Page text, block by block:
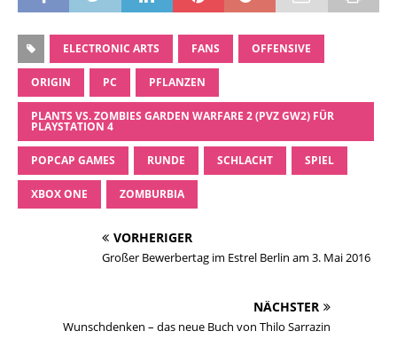
ELECTRONIC ARTS FANS OFFENSIVE
ORIGIN PC PFLANZEN
PLANTS VS. ZOMBIES GARDEN WARFARE 2 (PVZ GW2) FÜR
PLAYSTATION 4
POPCAP GAMES RUNDE SCHLACHT SPIEL
XBOX ONE ZOMBURBIA
VORHERIGER
Großer Bewerbertag im Estrel Berlin am 3. Mai 2016
NÄCHSTER
Wunschdenken – das neue Buch von Thilo Sarrazin